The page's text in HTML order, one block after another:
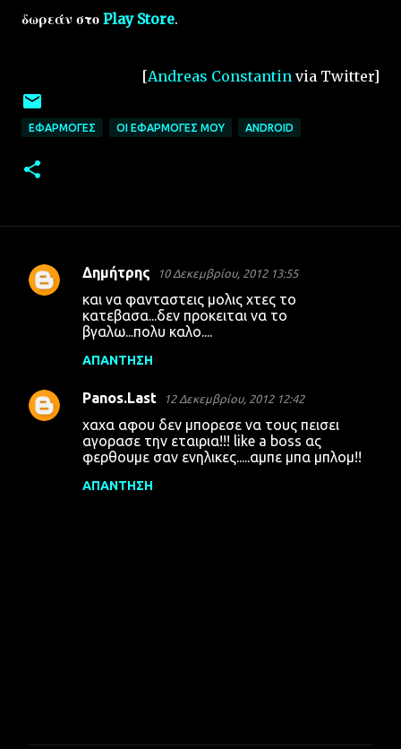
δωρεάν στο Play Store.
[Andreas Constantin via Twitter]
ΕΦΑΡΜΟΓΈΣ ΟΙ ΕΦΑΡΜΟΓΈΣ ΜΟΥ ANDROID
Σ
α
Δημήτρης 10 Δεκεμβρίου, 2012 13:55
και να φανταστεις μολις χτες το
κατεβασα...δεν προκειται να το
βγαλω...πολυ καλο....
ΑΠΆΝΤΗΣΗ
Panos.Last 12 Δεκεμβρίου, 2012 12:42
χαχα αφου δεν μπορεσε να τους πεισει
αγορασε την εταιρια!!! like a boss ας
φερθουμε σαν ενηλικες.....αμπε μπα μπλομ!!
ΑΠΆΝΤΗΣΗ